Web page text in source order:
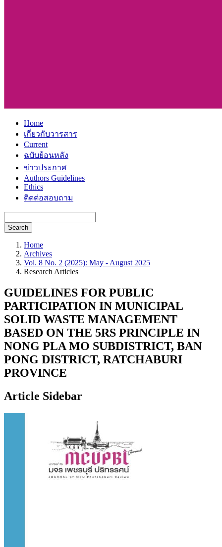
Home
เกี่ยวกับวารสาร
Current
ฉบับย้อนหลัง
ข่าวประกาศ
Authors Guidelines
Ethics
ติดต่อสอบถาม
Search
Home
Archives
Vol. 8 No. 2 (2025): May - August 2025
Research Articles
GUIDELINES FOR PUBLIC
PARTICIPATION IN MUNICIPAL
SOLID WASTE MANAGEMENT
BASED ON THE 5RS PRINCIPLE IN
NONG PLA MO SUBDISTRICT, BAN
PONG DISTRICT, RATCHABURI
PROVINCE
Article Sidebar